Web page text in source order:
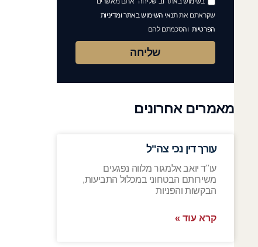
שקראתם אתתנאי השימוש באתר ומדיניות
הפרטיות והסכמתם להם
שליחה
מאמרים אחרונים
עורך דין נכי צה"ל
עו"ד יואב אלמגור מלווה נפגעים
משירותם הבטחוני במכלול התביעות,
הבקשות והפניות
קרא עוד »